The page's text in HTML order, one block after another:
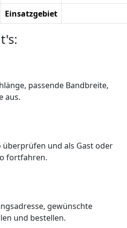
Einsatzgebiet
passende Bandbreite,
aus.
und als Gast oder
fortfahren.
gewünschte
und bestellen.